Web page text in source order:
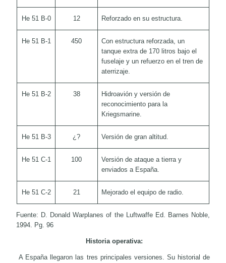
He 51 B-0 12 Reforzado en su estructura.
He 51 B-1 450
Con estructura reforzada, un
tanque extra de 170 litros bajo el
fuselaje y un refuerzo en el tren de
aterrizaje.
He 51 B-2 38
Hidroavión y versión de
reconocimiento para la
Kriegsmarine.
He 51 B-3 ¿? Versión de gran altitud.
He 51 C-1 100
Versión de ataque a tierra y
enviados a España.
He 51 C-2 21 Mejorado el equipo de radio.
Fuente: D. Donald Warplanes of the Luftwaffe Ed.
Barnes Noble,
1994. Pg. 96
Historia operativa:
A España llegaron las tres principales versiones. Su historial de